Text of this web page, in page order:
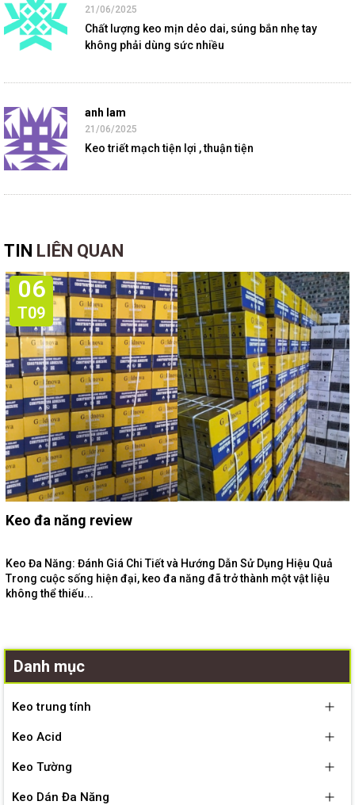
21/06/2025
Chất lượng keo mịn dẻo dai, súng bắn nhẹ tay
không phải dùng sức nhiều
anh lam
21/06/2025
Keo triết mạch tiện lợi , thuận tiện
TIN LIÊN QUAN
06
T09
Keo đa năng review
Keo Đa Năng: Đánh Giá Chi Tiết và Hướng Dẫn Sử Dụng Hiệu Quả
Trong cuộc sống hiện đại, keo đa năng đã trở thành một vật liệu
không thể thiếu...
Danh mục
Keo trung tính
Keo Acid
Keo Tường
Keo Dán Đa Năng